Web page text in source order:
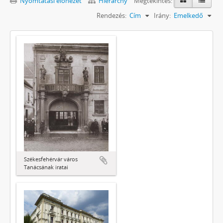
Rendezés: Cím Irány: Emelkedő
Székesfehérvár város
Tanácsának iratai